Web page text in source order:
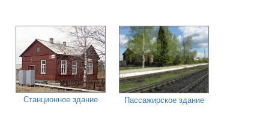
Станционное здание Пассажирское здание